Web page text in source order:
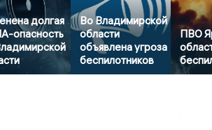
долгая
опасность
Во Владимирской
области
объявлена угроза
беспилотников
ПВО